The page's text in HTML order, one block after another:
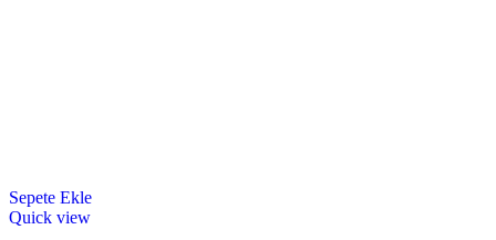
Sepete Ekle
Quick view